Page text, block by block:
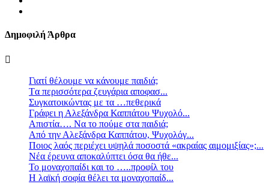
Δημοφιλή Άρθρα
Γιατί θέλουμε να κάνουμε παιδιά;
Tα περισσότερα ζευγάρια αποφασ...
Συγκατοικώντας με τα …πεθερικά
Γράφει η Αλεξάνδρα Καππάτου Ψυχολό...
Απιστία…. Να το πούμε στα παιδιά;
Από την Αλεξάνδρα Καππάτου, Ψυχολόγ...
Ποιος λαός περιέχει υψηλά ποσοστά «ακραίας αιμομιξίας»;...
Νέα έρευνα αποκαλύπτει όσα θα ήθε...
Το μοναχοπαίδι και το …..προφίλ του
Η λαϊκή σοφία θέλει τα μοναχοπαίδ...